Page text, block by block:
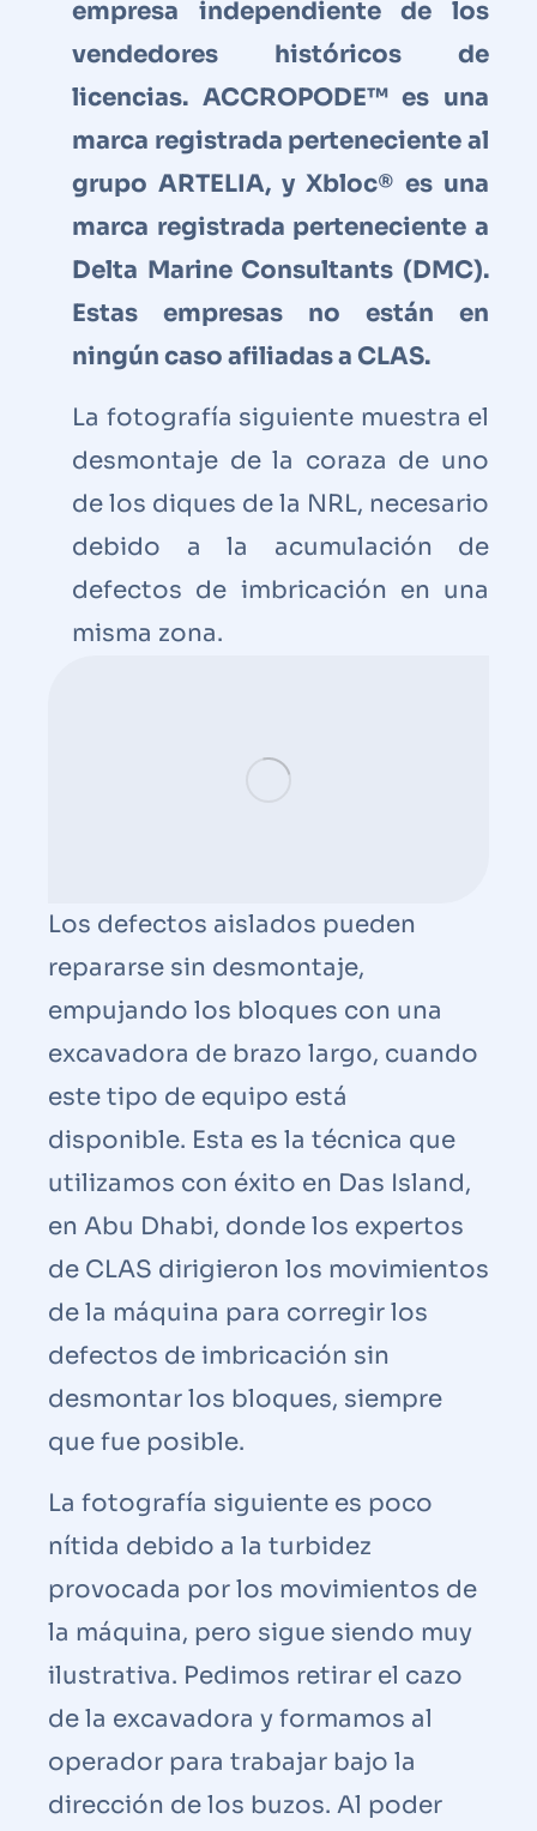
empresa independiente de los
vendedores históricos de
licencias. ACCROPODE™ es una
marca registrada perteneciente al
grupo ARTELIA, y Xbloc® es una
marca registrada perteneciente a
Delta Marine Consultants (DMC).
Estas empresas no están en
ningún caso afiliadas a CLAS.
La fotografía siguiente muestra el
desmontaje de la coraza de uno
de los diques de la NRL, necesario
debido a la acumulación de
defectos de imbricación en una
misma zona.
Los defectos aislados pueden
repararse sin desmontaje,
empujando los bloques con una
excavadora de brazo largo, cuando
este tipo de equipo está
disponible. Esta es la técnica que
utilizamos con éxito en Das Island,
en Abu Dhabi, donde los expertos
de CLAS dirigieron los movimientos
de la máquina para corregir los
defectos de imbricación sin
desmontar los bloques, siempre
que fue posible.
La fotografía siguiente es poco
nítida debido a la turbidez
provocada por los movimientos de
la máquina, pero sigue siendo muy
ilustrativa. Pedimos retirar el cazo
de la excavadora y formamos al
operador para trabajar bajo la
dirección de los buzos. Al poder